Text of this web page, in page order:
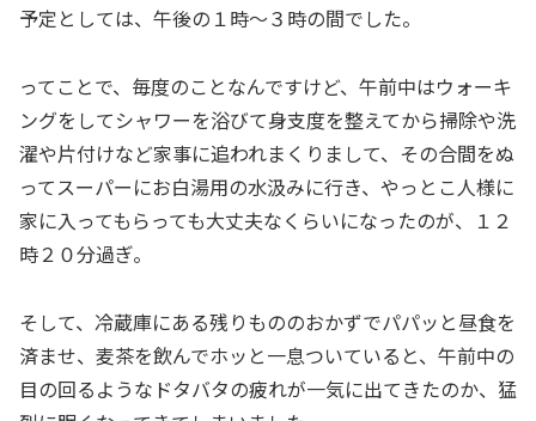
予定としては、午後の１時〜３時の間でした。
ってことで、毎度のことなんですけど、午前中はウォーキ
ングをしてシャワーを浴びて身支度を整えてから掃除や洗
濯や片付けなど家事に追われまくりまして、その合間をぬ
ってスーパーにお白湯用の水汲みに行き、やっとこ人様に
家に入ってもらっても大丈夫なくらいになったのが、１２
時２０分過ぎ。
そして、冷蔵庫にある残りもののおかずでパパッと昼食を
済ませ、麦茶を飲んでホッと一息ついていると、午前中の
目の回るようなドタバタの疲れが一気に出てきたのか、猛